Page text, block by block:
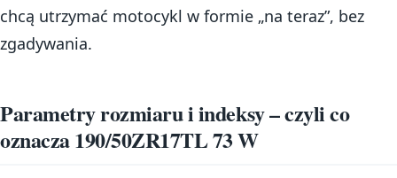
chcą utrzymać motocykl w formie „na teraz”, bez
zgadywania.
Parametry rozmiaru i indeksy – czyli co
oznacza 190/50ZR17TL 73 W